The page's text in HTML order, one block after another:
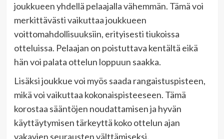
joukkueen yhdellä pelaajalla vähemmän. Tämä voi
merkittävästi vaikuttaa joukkueen
voittomahdollisuuksiin, erityisesti tiukoissa
otteluissa. Pelaajan on poistuttava kentältä eikä
hän voi palata ottelun loppuun saakka.
Lisäksi joukkue voi myös saada rangaistuspisteen,
mikä voi vaikuttaa kokonaispisteeseen. Tämä
korostaa sääntöjen noudattamisen ja hyvän
käyttäytymisen tärkeyttä koko ottelun ajan
vakavien seurausten välttämiseksi.